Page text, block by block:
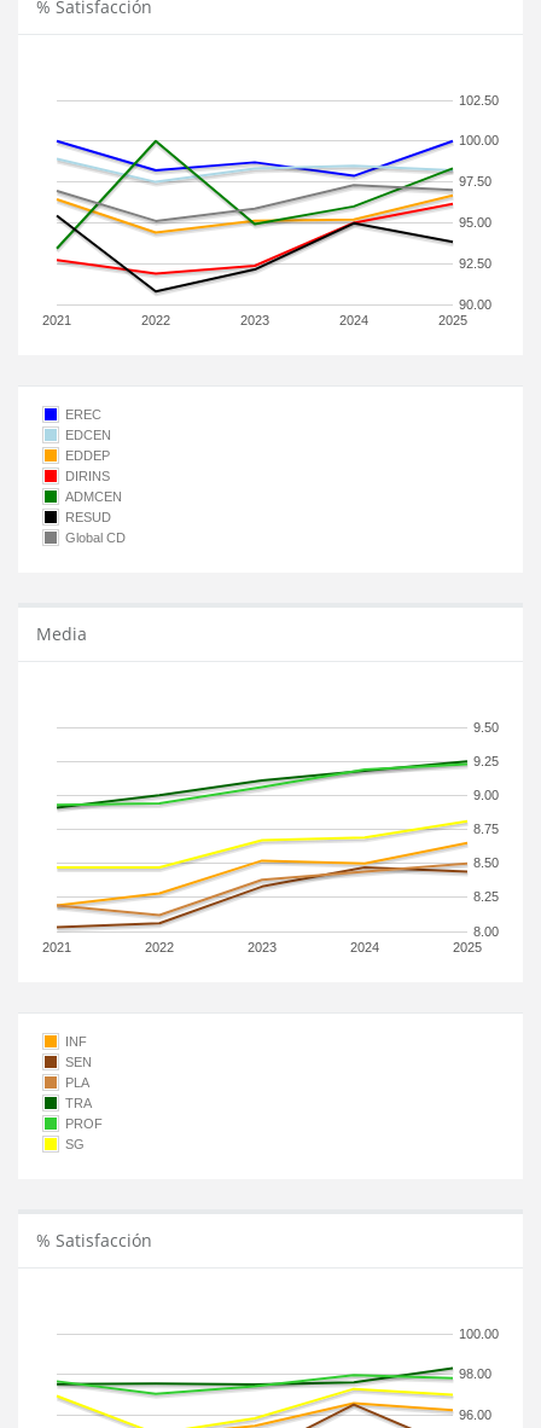
% Satisfacción
2021 2022 2023 2024 2025
90.00
92.50
95.00
97.50
100.00
102.50
EREC
EDCEN
EDDEP
DIRINS
ADMCEN
RESUD
Global CD
Media
2021 2022 2023 2024 2025
8.00
8.25
8.50
8.75
9.00
9.25
9.50
INF
SEN
PLA
TRA
PROF
SG
% Satisfacción
96.00
98.00
100.00